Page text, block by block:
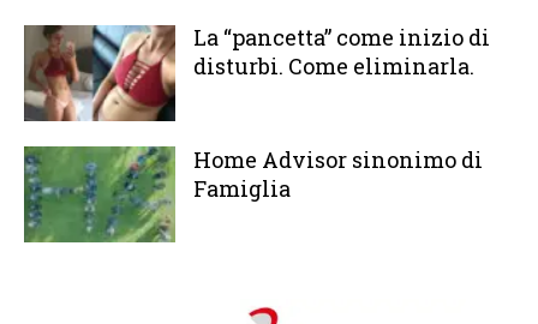
La “pancetta” come inizio di
disturbi. Come eliminarla.
Home Advisor sinonimo di
Famiglia